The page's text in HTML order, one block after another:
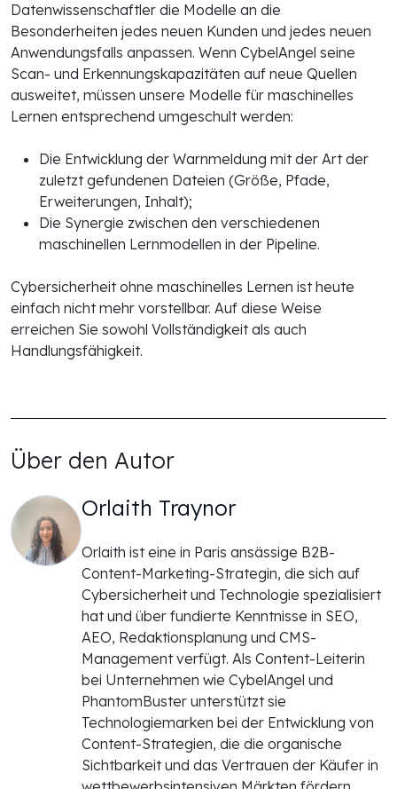
Datenwissenschaftler die Modelle an die
Besonderheiten jedes neuen Kunden und jedes neuen
Anwendungsfalls anpassen. Wenn CybelAngel seine
Scan- und Erkennungskapazitäten auf neue Quellen
ausweitet, müssen unsere Modelle für maschinelles
Lernen entsprechend umgeschult werden:
Die Entwicklung der Warnmeldung mit der Art der
zuletzt gefundenen Dateien (Größe, Pfade,
Erweiterungen, Inhalt);
Die Synergie zwischen den verschiedenen
maschinellen Lernmodellen in der Pipeline.
Cybersicherheit ohne maschinelles Lernen ist heute
einfach nicht mehr vorstellbar. Auf diese Weise
erreichen Sie sowohl Vollständigkeit als auch
Handlungsfähigkeit.
Über den Autor
Orlaith Traynor
Orlaith ist eine in Paris ansässige B2B-
Content-Marketing-Strategin, die sich auf
Cybersicherheit und Technologie spezialisiert
hat und über fundierte Kenntnisse in SEO,
AEO, Redaktionsplanung und CMS-
Management verfügt. Als Content-Leiterin
bei Unternehmen wie CybelAngel und
PhantomBuster unterstützt sie
Technologiemarken bei der Entwicklung von
Content-Strategien, die die organische
Sichtbarkeit und das Vertrauen der Käufer in